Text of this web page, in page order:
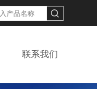
联系我们